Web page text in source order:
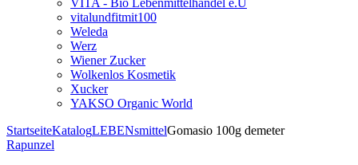
VITA - Bio Lebenmittelhandel e.U
vitalundfitmit100
Weleda
Werz
Wiener Zucker
Wolkenlos Kosmetik
Xucker
YAKSO Organic World
StartseiteKatalogLEBENsmittelGomasio 100g demeter
Rapunzel